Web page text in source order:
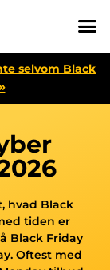
selvom Black
hvad Black
tiden er
Black Friday
Oftest med